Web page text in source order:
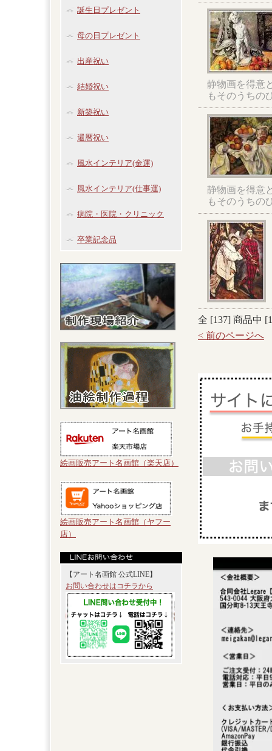
誕生日プレゼント
母の日プレゼント
出産祝い
結婚祝い
新築祝い
還暦祝い
風水インテリア(金運)
風水インテリア(仕事運)
病院・医院・クリニック
卒業記念品
絵画販売アート名画館（楽天店）
絵画販売アート名画館（ヤフー
店）
【アート名画館 公式LINE】
お問い合わせはコチラから
静物画を得意
もそのうちの
静物画を得意
もそのうちの
全 [137] 商品中 [
< 前のページへ